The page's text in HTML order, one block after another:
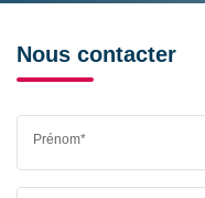
Nous contacter
Prénom*